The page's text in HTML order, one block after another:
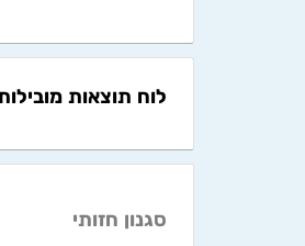
לוח תוצאות
סגנון חזותי